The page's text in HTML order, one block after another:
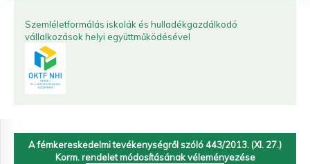
Szemléletformálás iskolák és hulladékgazdálkodó
vállalkozások helyi együttműködésével
A fémkereskedelmi tevékenységről szóló 443/2013. (XI. 27.)
Korm. rendelet módosításának véleményezése